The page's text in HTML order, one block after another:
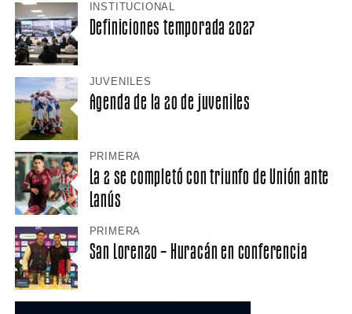
INSTITUCIONAL
Definiciones temporada 2027
JUVENILES
Agenda de la 20 de juveniles
PRIMERA
La 2 se completó con triunfo de Unión ante
Lanús
PRIMERA
San Lorenzo – Huracán en conferencia